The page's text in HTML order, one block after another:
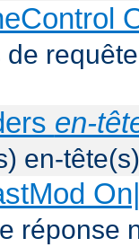
en-
en-
réponse